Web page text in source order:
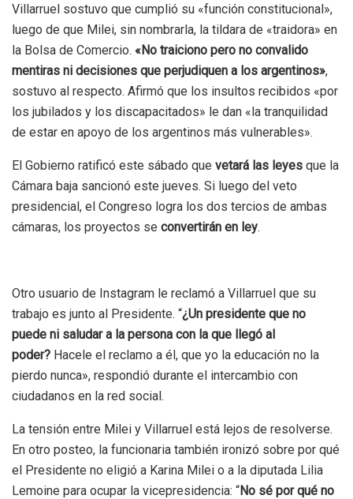
Villarruel sostuvo que cumplió su «función constitucional»,
luego de que Milei, sin nombrarla, la tildara de «traidora» en
la Bolsa de Comercio. «No traiciono pero no convalido
mentiras ni decisiones que perjudiquen a los argentinos»,
sostuvo al respecto. Afirmó que los insultos recibidos «por
los jubilados y los discapacitados» le dan «la tranquilidad
de estar en apoyo de los argentinos más vulnerables».
El Gobierno ratificó este sábado que vetará las leyes que la
Cámara baja sancionó este jueves. Si luego del veto
presidencial, el Congreso logra los dos tercios de ambas
cámaras, los proyectos se convertirán en ley.
Otro usuario de Instagram le reclamó a Villarruel que su
trabajo es junto al Presidente. “¿Un presidente que no
puede ni saludar a la persona con la que llegó al
poder? Hacele el reclamo a él, que yo la educación no la
pierdo nunca», respondió durante el intercambio con
ciudadanos en la red social.
La tensión entre Milei y Villarruel está lejos de resolverse.
En otro posteo, la funcionaria también ironizó sobre por qué
el Presidente no eligió a Karina Milei o a la diputada Lilia
Lemoine para ocupar la vicepresidencia: “No sé por qué no